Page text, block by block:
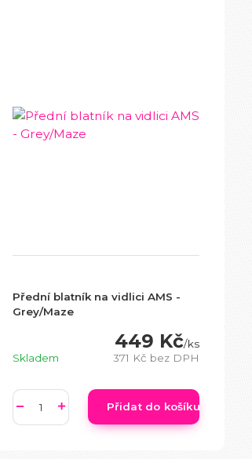
Přední blatník na vidlici AMS -
Grey/Maze
449 Kč/ks
371 Kč bez DPH
Skladem
Přidat do košíku